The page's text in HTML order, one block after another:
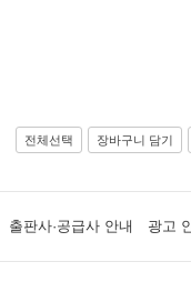
전체선택 장바구니 담기
출판사·공급사 안내 광고